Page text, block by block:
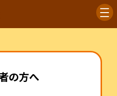
の方へ